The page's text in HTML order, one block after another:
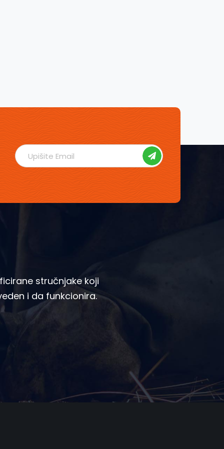
stručnjake koji
i da funkcionira.